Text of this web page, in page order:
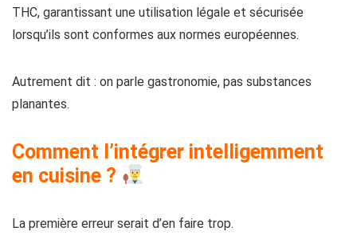
THC, garantissant une utilisation légale et sécurisée
lorsqu’ils sont conformes aux normes européennes.
Autrement dit : on parle gastronomie, pas substances
planantes.
Comment l’intégrer intelligemment
en cuisine ?
La première erreur serait d’en faire trop.